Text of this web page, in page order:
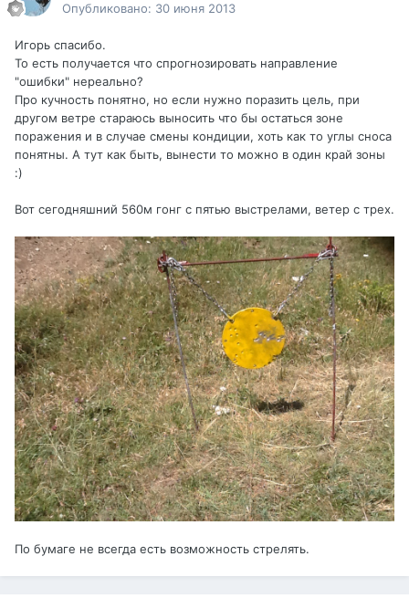
Опубликовано: 30 июня 2013
Игорь спасибо.
То есть получается что спрогнозировать направление
"ошибки" нереально?
Про кучность понятно, но если нужно поразить цель, при
другом ветре стараюсь выносить что бы остаться зоне
поражения и в случае смены кондиции, хоть как то углы сноса
понятны. А тут как быть, вынести то можно в один край зоны
:)
Вот сегодняшний 560м гонг с пятью выстрелами, ветер с трех.
По бумаге не всегда есть возможность стрелять.